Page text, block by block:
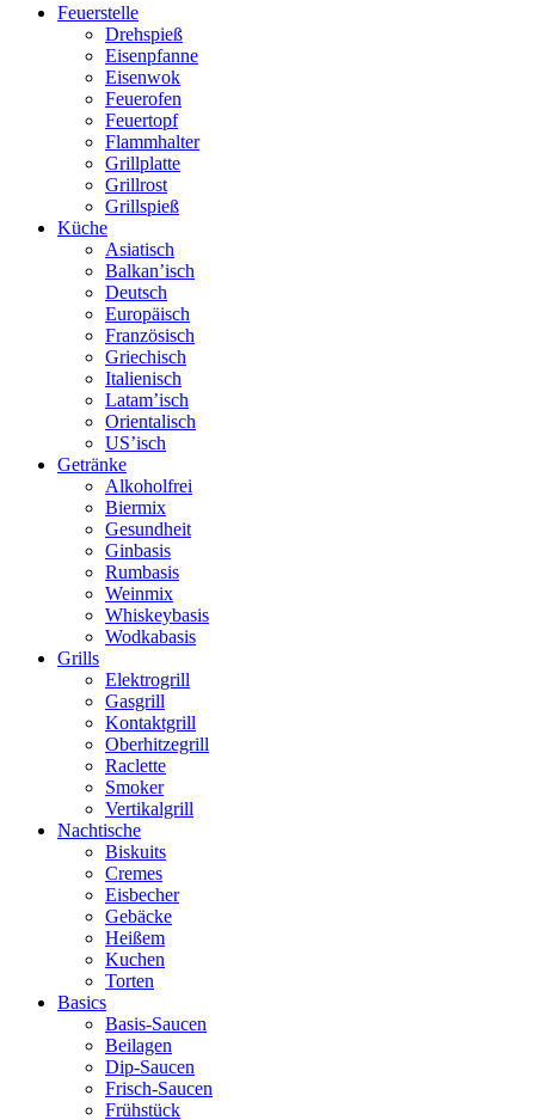
Feuerstelle
Drehspieß
Eisenpfanne
Eisenwok
Feuerofen
Feuertopf
Flammhalter
Grillplatte
Grillrost
Grillspieß
Küche
Asiatisch
Balkan’isch
Deutsch
Europäisch
Französisch
Griechisch
Italienisch
Latam’isch
Orientalisch
US’isch
Getränke
Alkoholfrei
Biermix
Gesundheit
Ginbasis
Rumbasis
Weinmix
Whiskeybasis
Wodkabasis
Grills
Elektrogrill
Gasgrill
Kontaktgrill
Oberhitzegrill
Raclette
Smoker
Vertikalgrill
Nachtische
Biskuits
Cremes
Eisbecher
Gebäcke
Heißem
Kuchen
Torten
Basics
Basis-Saucen
Beilagen
Dip-Saucen
Frisch-Saucen
Frühstück